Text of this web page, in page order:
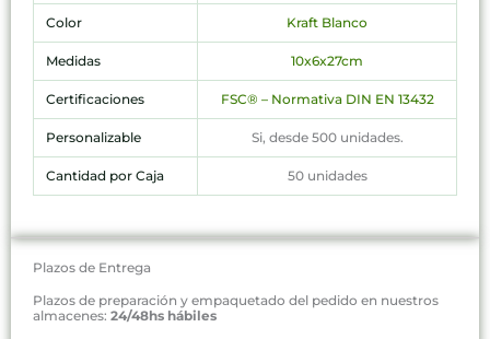
Color Kraft Blanco
Medidas 10x6x27cm
Certificaciones FSC® – Normativa DIN EN 13432
Personalizable Si, desde 500 unidades.
Cantidad por Caja 50 unidades
Plazos de Entrega
Plazos de preparación y empaquetado del pedido en nuestros
almacenes: 24/48hs hábiles